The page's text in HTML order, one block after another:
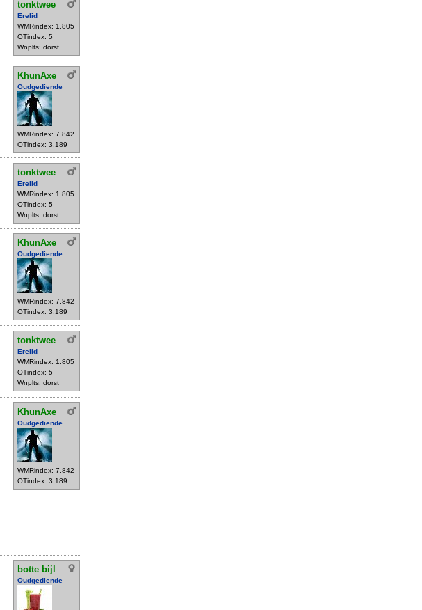
tonktwee
Erelid
WMRindex: 1.805
OTindex: 5
Wnplts: dorst
KhunAxe
Oudgediende
WMRindex: 7.842
OTindex: 3.189
tonktwee
Erelid
WMRindex: 1.805
OTindex: 5
Wnplts: dorst
KhunAxe
Oudgediende
WMRindex: 7.842
OTindex: 3.189
tonktwee
Erelid
WMRindex: 1.805
OTindex: 5
Wnplts: dorst
KhunAxe
Oudgediende
WMRindex: 7.842
OTindex: 3.189
botte bijl
Oudgediende